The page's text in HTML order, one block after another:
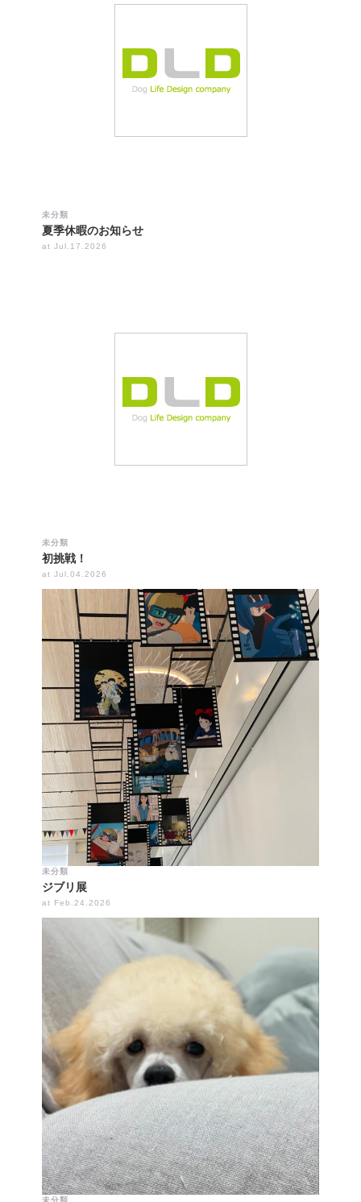
未分類
夏季休暇のお知らせ
at Jul.17.2026
未分類
初挑戦！
at Jul.04.2026
未分類
ジブリ展
at Feb.24.2026
未分類